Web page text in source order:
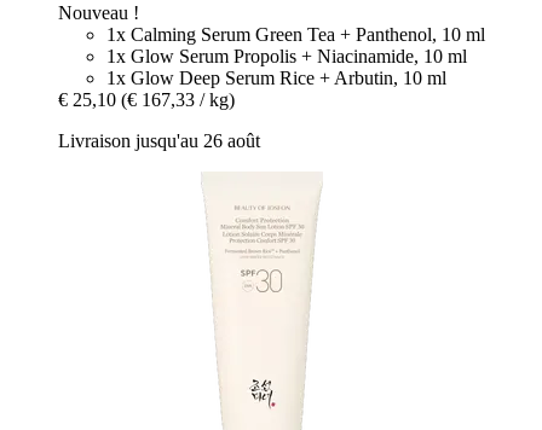
Nouveau !
1x Calming Serum Green Tea + Panthenol, 10 ml
1x Glow Serum Propolis + Niacinamide, 10 ml
1x Glow Deep Serum Rice + Arbutin, 10 ml
€ 25,10 (€ 167,33 / kg)
Livraison jusqu'au 26 août